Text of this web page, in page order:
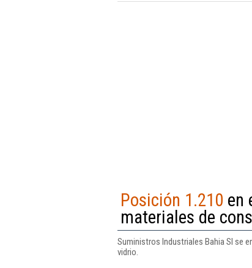
Posición 1.210 en
materiales de
Suministros Industriales Bahia Sl se
vidrio.